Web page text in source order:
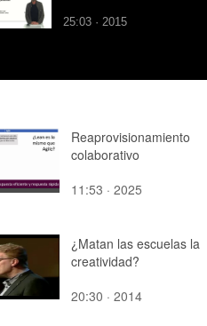
25:03 · 2015
Reaprovisionamiento
colaborativo
11:53 · 2025
¿Matan las escuelas la
creatividad?
20:30 · 2014